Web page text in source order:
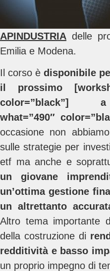
APINDUSTRIA delle
Emilia e Modena.
Il corso è disponibile
il prossimo
color=”black”] a
what=”490″
occasione non
sulle strategie per
etf ma anche e
un giovane
un’ottima gestione
un altrettanto
Altro tema importante
della costruzione di
redditività e basso
un proprio impegno di